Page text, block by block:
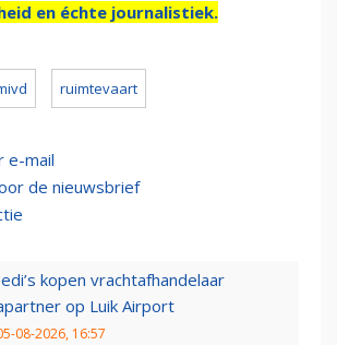
en échte journalistiek.
ruimtevaart
e-mail
de nieuwsbrief
kopen vrachtafhandelaar
op Luik Airport
08-2026, 16:57